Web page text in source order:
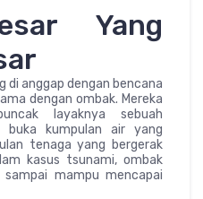
Yang
di anggap dengan bencana
dengan ombak. Mereka
layaknya sebuah
buka kumpulan air yang
tenaga yang bergerak
kasus tsunami, ombak
mampu mencapai